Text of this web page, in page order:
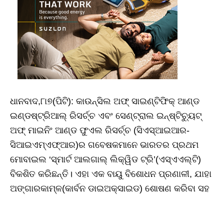
ଧାନବାଦ,୮ା୭(ପିଟି): କାଉନ୍‌ସିଲ ଅଫ୍‌ ସାଇଣ୍ଟିଫିକ୍‌ ଆଣ୍ଡ
ଇଣ୍ଡଷ୍ଟ୍ରିଆଲ୍‌ ରିସର୍ଚ୍ଚ ଏବଂ ସେଣ୍ଟ୍ରାଲ ଇନ୍‌ଷ୍ଟିଚ୍ୟୁଟ୍‌
ଅଫ୍‌ ମାଇନିଂ ଆଣ୍ଡ ଫୁଏଲ ରିସର୍ଚ୍ଚ (ସିଏସ୍‌ଆଇଆର-
ସିଆଇଏମ୍‌ଏଫ୍‌ଆର)ର ଗବେଷକମାନେ ଭାରତର ପ୍ରଥମ
ମୋବାଇଲ ‘ସ୍ମାର୍ଟ ଆଲଗାଲ୍‌ ଲିକ୍ୱିଡ ଟ୍ରି’(ଏସ୍‌ଏଏଲ୍‌ଟି)
ବିକଶିତ କରିଛନ୍ତି। ଏହା ଏକ ବାୟୁ ବିଶୋଧନ ପ୍ରଣାଳୀ, ଯାହା
ଅଙ୍ଗାରକାମ୍ଳ(କାର୍ବନ ଡାଇଅକ୍ସାଇଡ) ଶୋଷଣ କରିବା ସହ